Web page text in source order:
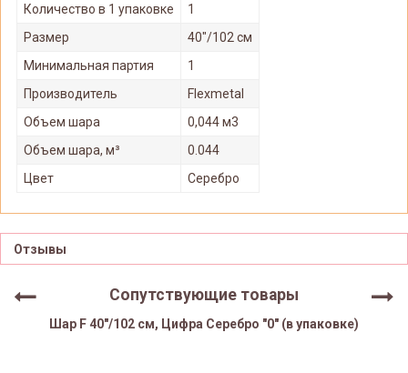
Количество в 1 упаковке
1
Размер
40"/102 см
Минимальная партия
1
Производитель
Flexmetal
Объем шара
0,044 м3
Объем шара, м³
0.044
Цвет
Серебро
Отзывы
Сопутствующие товары
Шар F 40"/102 см, Цифра Серебро "0" (в упаковке)